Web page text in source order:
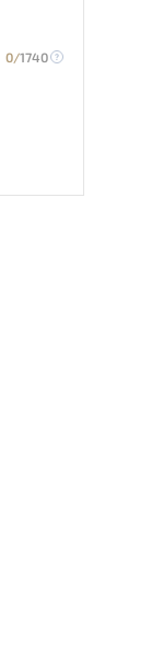
0/1740